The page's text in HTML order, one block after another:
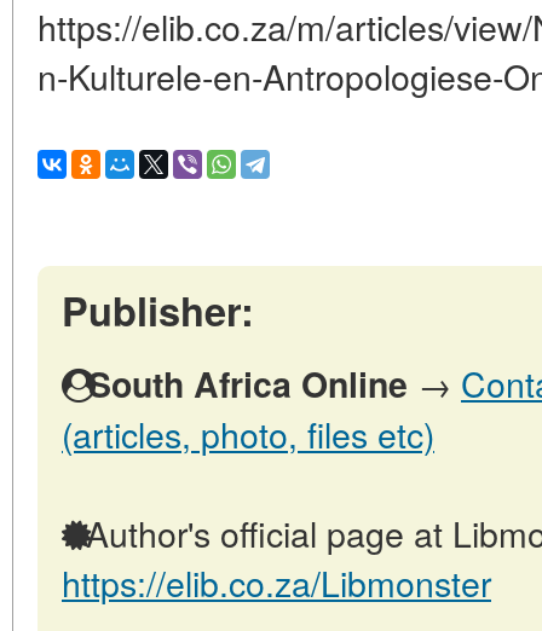
https://elib.co.za/m/articles/
n-Kulturele-en-Antropologiese-
Publisher:
South Africa Online →
(articles, photo, files etc)
Author's official page at
https://elib.co.za/Libmonster